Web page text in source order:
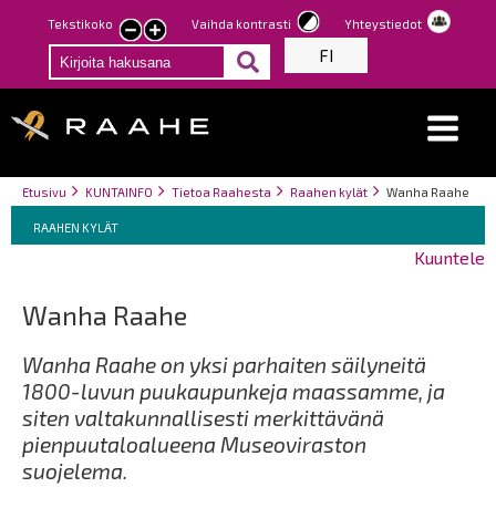
Hyppää
pääsisältöön
Tekstikoko
Pienennä
tekstin
kokoa
Suurenna
tekstin
kokoa
Vaihda kontrasti Yhteystiedot
FI
Breadcrumbs
You
here:
Etusivu KUNTAINFO Tietoa Raahesta Raahen kylät Wanha Raahe
Breadcrumbs
You
are
RAAHEN KYLÄT
Kuuntele
Wanha Raahe
Wanha Raahe on yksi parhaiten säilyneitä
1800-luvun puukaupunkeja maassamme, ja
siten valtakunnallisesti merkittävänä
pienpuutaloalueena Museoviraston
suojelema.